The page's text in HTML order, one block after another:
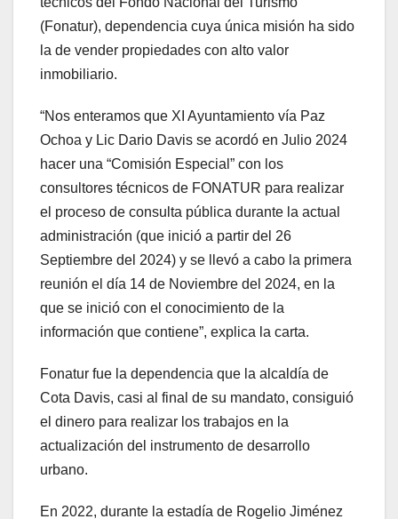
(Fonatur), dependencia cuya única misión ha sido
la de vender propiedades con alto valor
inmobiliario.
“Nos enteramos que XI Ayuntamiento vía Paz
Ochoa y Lic Dario Davis se acordó en Julio 2024
hacer una “Comisión Especial” con los
consultores técnicos de FONATUR para realizar
el proceso de consulta pública durante la actual
administración (que inició a partir del 26
Septiembre del 2024) y se llevó a cabo la primera
reunión el día 14 de Noviembre del 2024, en la
que se inició con el conocimiento de la
información que contiene”, explica la carta.
Fonatur fue la dependencia que la alcaldía de
Cota Davis, casi al final de su mandato, consiguió
el dinero para realizar los trabajos en la
actualización del instrumento de desarrollo
urbano.
En 2022, durante la estadía de Rogelio Jiménez